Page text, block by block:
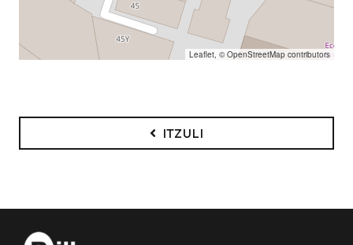
Leaflet, © OpenStreetMap contributors
ITZULI